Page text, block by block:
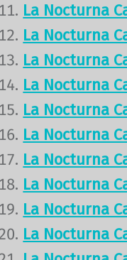
La Nocturna
La Nocturna
La Nocturna
La Nocturna
La Nocturna
La Nocturna
La Nocturna
La Nocturna
La Nocturna
La Nocturna